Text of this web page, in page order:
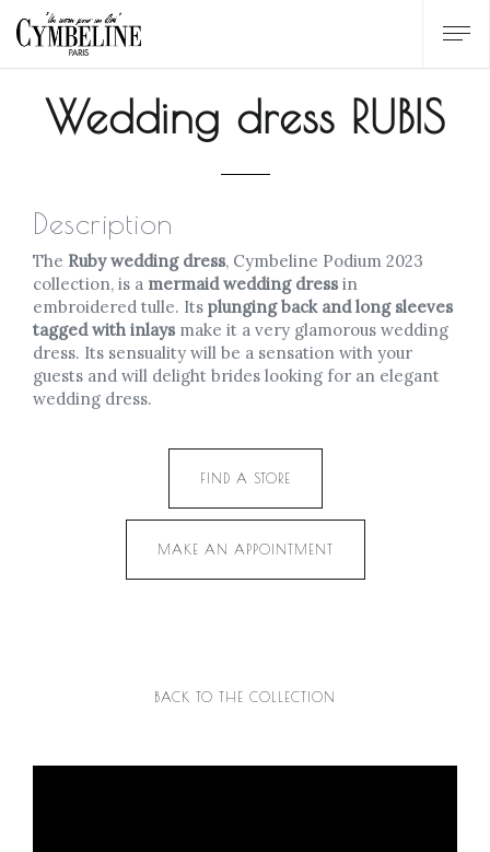
Wedding dress RUBIS
Description
The Ruby wedding dress, Cymbeline Podium 2023
collection, is a mermaid wedding dress in
embroidered tulle. Its plunging back and long sleeves
tagged with inlays make it a very glamorous wedding
dress. Its sensuality will be a sensation with your
guests and will delight brides looking for an elegant
wedding dress.
FIND A STORE
MAKE AN APPOINTMENT
BACK TO THE COLLECTION